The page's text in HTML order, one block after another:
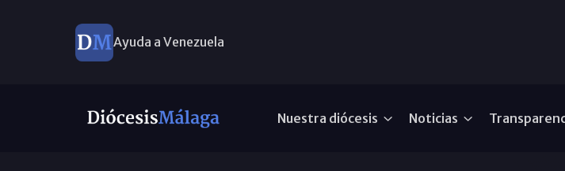
Ayuda a Venezuela
Nuestra diócesis Noticias